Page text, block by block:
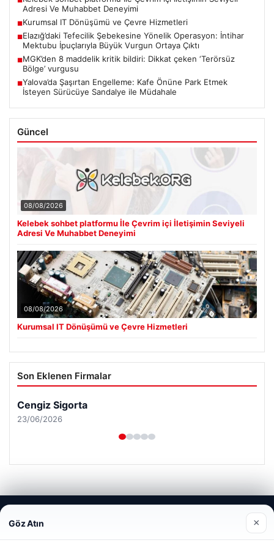
Adresi Ve Muhabbet Deneyimi
■Kurumsal IT Dönüşümü ve Çevre Hizmetleri
■Elazığ’daki Tefecilik Şebekesine Yönelik Operasyon: İntihar
Mektubu İpuçlarıyla Büyük Vurgun Ortaya Çıktı
■MGK’den 8 maddelik kritik bildiri: Dikkat çeken ‘Terörsüz
Bölge’ vurgusu
■Yalova’da Şaşırtan Engelleme: Kafe Önüne Park Etmek
İsteyen Sürücüye Sandalye ile Müdahale
Güncel
08/08/2026
Kelebek sohbet platformu İle Çevrim içi İletişimin Seviyeli
Adresi Ve Muhabbet Deneyimi
08/08/2026
Kurumsal IT Dönüşümü ve Çevre Hizmetleri
Son Eklenen Firmalar
Cengiz Sigorta
23/06/2026
deneyiminizi kişiselleştirmek ve geliştirmek amacıyla çerezler
kullanıyoruz.Çerez Politikamız
Göz Atın
×
Tercüme Bürosu|Malta Dil Okulu|lemagrup.com.tr